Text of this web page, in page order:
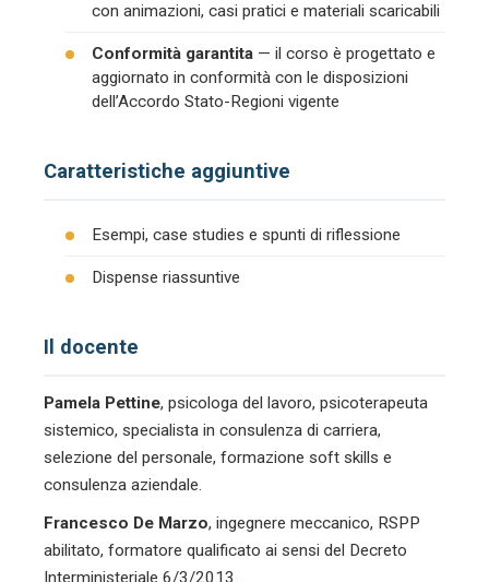
con animazioni, casi pratici e materiali scaricabili
Conformità garantita — il corso è progettato e
aggiornato in conformità con le disposizioni
dell’Accordo Stato-Regioni vigente
Caratteristiche aggiuntive
Esempi, case studies e spunti di riflessione
Dispense riassuntive
Il docente
Pamela Pettine, psicologa del lavoro, psicoterapeuta
sistemico, specialista in consulenza di carriera,
selezione del personale, formazione soft skills e
consulenza aziendale.
Francesco De Marzo, ingegnere meccanico, RSPP
abilitato, formatore qualificato ai sensi del Decreto
Interministeriale 6/3/2013.